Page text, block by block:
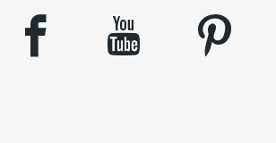
facebook youtube pinterest